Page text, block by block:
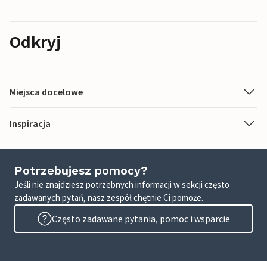
Odkryj
Miejsca docelowe
Inspiracja
Potrzebujesz pomocy?
Jeśli nie znajdziesz potrzebnych informacji w sekcji często
zadawanych pytań, nasz zespół chętnie Ci pomoże.
Często zadawane pytania, pomoc i wsparcie